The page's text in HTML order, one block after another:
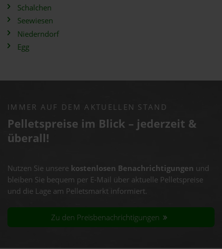
Schalchen
Seewiesen
Niederndorf
Egg
IMMER AUF DEM AKTUELLEN STAND
Pelletspreise im Blick – jederzeit &
überall!
Nutzen Sie unsere kostenlosen Benachrichtigungen und
bleiben Sie bequem per E-Mail über aktuelle Pelletspreise
und die Lage am Pelletsmarkt informiert.
Zu den Preisbenachrichtigungen